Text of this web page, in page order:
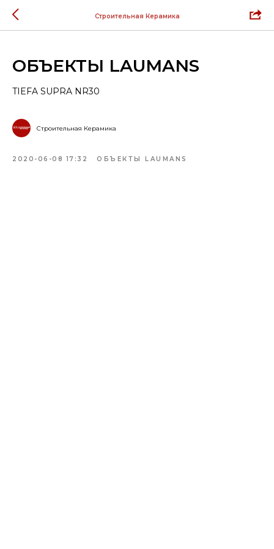
Строительная Керамика
ОБЪЕКТЫ LAUMANS
TIEFA SUPRA NR30
Строительная Керамика
2020-06-08 17:32 ОБЪЕКТЫ LAUMANS